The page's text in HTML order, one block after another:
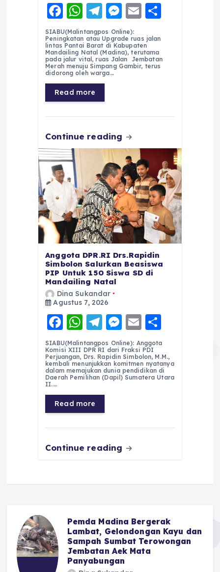
F
a
c
e
b
o
o
k
W
h
a
ts
A
p
p
T
el
e
g
r
a
m
M
e
ss
e
n
E
ai
l
re
SIABU(Malintangpos Online):
Peningkatan atau Upgrade ruas jalan
lintas Pantai Barat di Kabupaten
Mandailing Natal (Madina), terutama
pada jalur vital, ruas Jalan Jembatan
Merah menuju Simpang Gambir, terus
didorong oleh warga…
Read more
Continue reading
Anggota DPR.RI Drs.Rapidin
Simbolon Salurkan Beasiswa
PIP Untuk 150 Siswa SD di
Mandailing Natal
Dina Sukandar
Agustus 7, 2026
F
a
c
e
b
o
o
k
W
h
a
ts
A
p
p
T
el
e
g
r
a
m
M
e
ss
e
n
E
m
ai
l
h
a
re
SIABU(Malintangpos Online): Anggota
Komisi XIII DPR RI dari Fraksi PDI
Perjuangan, Drs. Rapidin Simbolon, M.M.,
kembali menunjukkan komitmen nyatanya
dalam memajukan dunia pendidikan di
Daerah Pemilihan (Dapil) Sumatera Utara
II.…
Read more
Continue reading
Pemda Madina Bergerak
Lambat, Gelondongan Kayu dan
Sampah Sumbat Terowongan
Jembatan Aek Mata
Panyabungan